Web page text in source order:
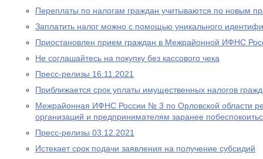
Переплаты по налогам граждан учитываются по новым
Заплатить налог можно с помощью уникального
Приостановлен прием граждан в Межрайонной ИФНС
Не соглашайтесь на покупку без кассового чека
Пресс-релизы 16.11.2021
Приближается срок уплаты имущественных налогов
Межрайонная ИФНС России № 3 по Орловской области
организаций и предпринимателям заранее
Пресс-релизы 03.12.2021
Истекает срок подачи заявления на получение субсидий